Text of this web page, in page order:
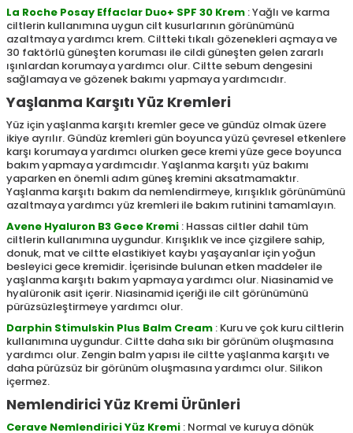
La Roche Posay Effaclar Duo+ SPF 30 Krem : Yağlı ve karma
ciltlerin kullanımına uygun cilt kusurlarının görünümünü
azaltmaya yardımcı krem. Ciltteki tıkalı gözenekleri açmaya ve
30 faktörlü güneşten koruması ile cildi güneşten gelen zararlı
ışınlardan korumaya yardımcı olur. Ciltte sebum dengesini
sağlamaya ve gözenek bakımı yapmaya yardımcıdır.
Yaşlanma Karşıtı Yüz Kremleri
Yüz için yaşlanma karşıtı kremler gece ve gündüz olmak üzere
ikiye ayrılır. Gündüz kremleri gün boyunca yüzü çevresel etkenlere
karşı korumaya yardımcı olurken gece kremi yüze gece boyunca
bakım yapmaya yardımcıdır. Yaşlanma karşıtı yüz bakımı
yaparken en önemli adım güneş kremini aksatmamaktır.
Yaşlanma karşıtı bakım da nemlendirmeye, kırışıklık görünümünü
azaltmaya yardımcı yüz kremleri ile bakım rutinini tamamlayın.
Avene Hyaluron B3 Gece Kremi : Hassas ciltler dahil tüm
ciltlerin kullanımına uygundur. Kırışıklık ve ince çizgilere sahip,
donuk, mat ve ciltte elastikiyet kaybı yaşayanlar için yoğun
besleyici gece kremidir. İçerisinde bulunan etken maddeler ile
yaşlanma karşıtı bakım yapmaya yardımcı olur. Niasinamid ve
hyalüronik asit içerir. Niasinamid içeriği ile cilt görünümünü
pürüzsüzleştirmeye yardımcı olur.
Darphin Stimulskin Plus Balm Cream : Kuru ve çok kuru ciltlerin
kullanımına uygundur. Ciltte daha sıkı bir görünüm oluşmasına
yardımcı olur. Zengin balm yapısı ile ciltte yaşlanma karşıtı ve
daha pürüzsüz bir görünüm oluşmasına yardımcı olur. Silikon
içermez.
Nemlendirici Yüz Kremi Ürünleri
Cerave Nemlendirici Yüz Kremi : Normal ve kuruya dönük